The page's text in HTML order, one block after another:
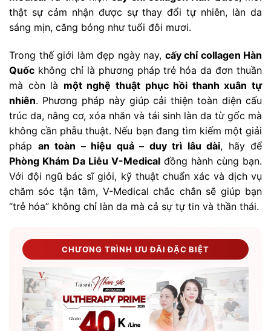
thật sự cảm nhận được sự thay đổi tự nhiên, làn da
sáng mịn, căng bóng như tuổi đôi mươi.
Trong thế giới làm đẹp ngày nay, cấy chỉ collagen Hàn
Quốc không chỉ là phương pháp trẻ hóa da đơn thuần
mà còn là một nghệ thuật phục hồi thanh xuân tự
nhiên. Phương pháp này giúp cải thiện toàn diện cấu
trúc da, nâng cơ, xóa nhăn và tái sinh làn da từ gốc mà
không cần phẫu thuật. Nếu bạn đang tìm kiếm một giải
pháp an toàn – hiệu quả – duy trì lâu dài, hãy để
Phòng Khám Da Liễu V-Medical đồng hành cùng bạn.
Với đội ngũ bác sĩ giỏi, kỹ thuật chuẩn xác và dịch vụ
chăm sóc tận tâm, V-Medical chắc chắn sẽ giúp bạn
“trẻ hóa” không chỉ làn da mà cả sự tự tin và thần thái.
CHƯƠNG TRÌNH ƯU ĐÃI ĐẶC BIỆT